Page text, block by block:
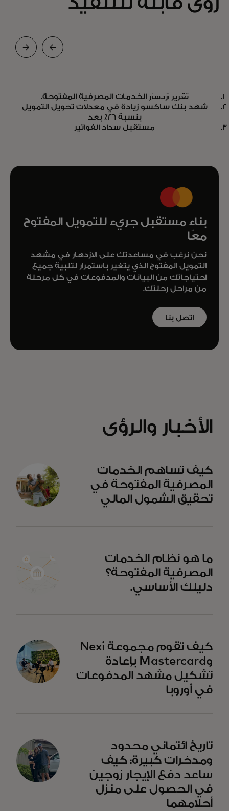
تقرير ازدهار الخدمات المصرفية
المفتوحة.
احصل على
opens in a new tab
تقرير ازدهار الخدمات المصرفية المفتوحة.
شهد بنك ساكسو زيادة في معدلات تحويل التمويل
بنسبة 26٪ بعد
مستقبل سداد الفواتير
بناء مستقبل جريء للتمويل المفتوح
معًا
نحن نرغب في مساعدتك على الازدهار في مشهد
التمويل المفتوح الذي يتغير باستمرار لتلبية جميع
احتياجاتك من البيانات والمدفوعات في كل مرحلة
من مراحل رحلتك.
اتصل بنا
الأخبار والرؤى
كيف تساهم الخدمات
المصرفية المفتوحة في
تحقيق الشمول المالي
ما هو نظام الخدمات
المصرفية المفتوحة؟
دليلك الأساسي.
كيف تقوم مجموعة Nexi
وMastercard بإعادة
تشكيل مشهد المدفوعات
في أوروبا
تاريخ ائتماني محدود
ومدخرات كبيرة: كيف
ساعد دفع الإيجار زوجين
في الحصول على منزل
أحلامهما
opens in a new tab